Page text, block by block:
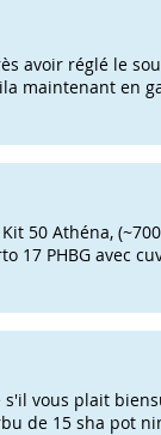
avoir réglé le
maintenant en
50 Athéna,
17 PHBG avec
vous plait
de 15 sha pot